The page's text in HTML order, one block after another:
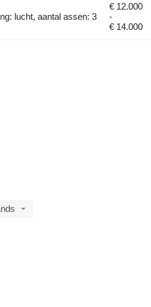
lucht, aantal assen: 3
€ 12.000
-
€ 14.000